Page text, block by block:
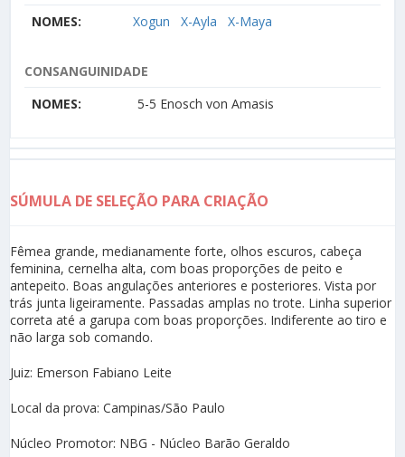
NOMES:
Xogun X-Ayla X-Maya
CONSANGUINIDADE
NOMES:
5-5 Enosch von Amasis
SÚMULA DE SELEÇÃO PARA CRIAÇÃO
Fêmea grande, medianamente forte, olhos escuros, cabeça
feminina, cernelha alta, com boas proporções de peito e
antepeito. Boas angulações anteriores e posteriores. Vista por
trás junta ligeiramente. Passadas amplas no trote. Linha superior
correta até a garupa com boas proporções. Indiferente ao tiro e
não larga sob comando.
Juiz: Emerson Fabiano Leite
Local da prova: Campinas/São Paulo
Núcleo Promotor: NBG - Núcleo Barão Geraldo